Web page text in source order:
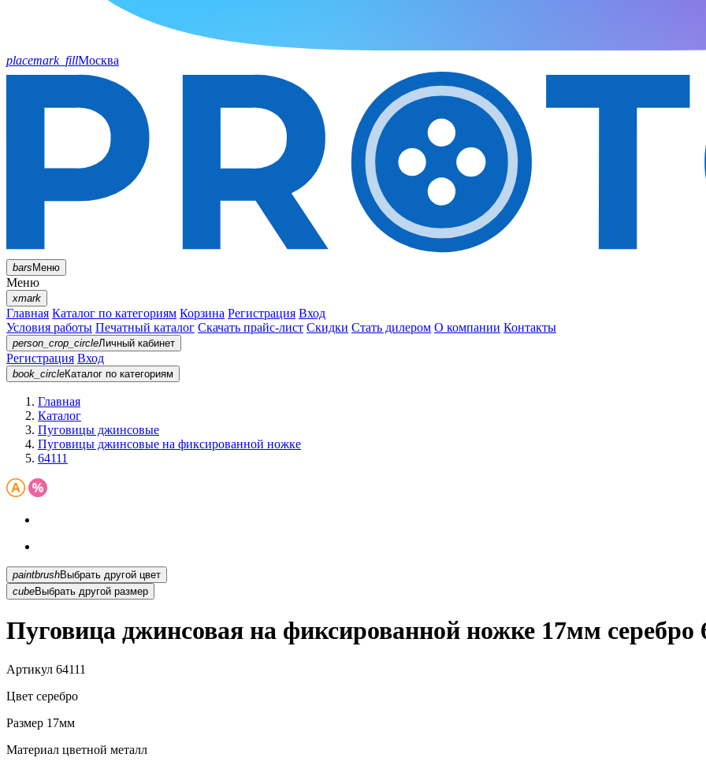
placemark_fillМосква
barsМеню
Меню
xmark
Главная Каталог по категориям Корзина Регистрация Вход
Условия работы Печатный каталог Скачать прайс-лист Скидки Стать дилером О компании Контакты
person_crop_circleЛичный кабинет
Регистрация Вход
book_circleКаталог по категориям
Главная
Каталог
Пуговицы джинсовые
Пуговицы джинсовые на фиксированной ножке
64111
paintbrush
Выбрать другой цвет
cubeВыбрать другой размер
Пуговица джинсовая на фиксированной ножке 17мм серебро
Артикул 64111
Цвет серебро
Размер 17мм
Материал цветной металл